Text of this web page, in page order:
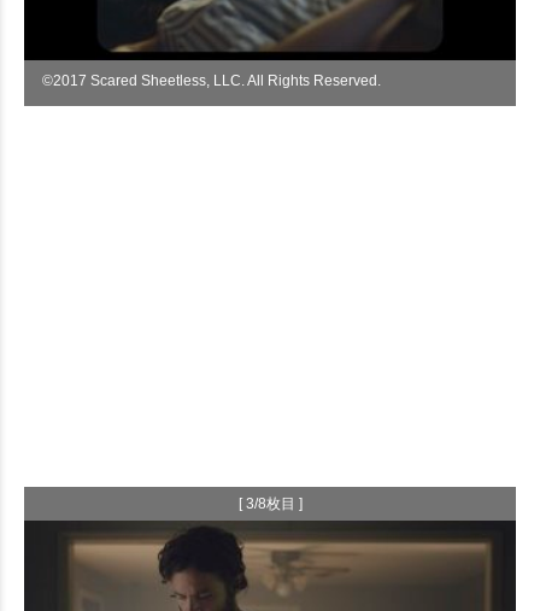
©︎2017 Scared Sheetless, LLC. All Rights Reserved.
[ 3/8枚目 ]